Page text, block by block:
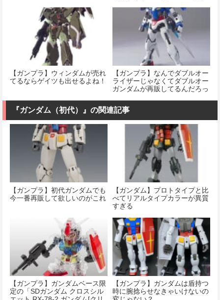
【ガンプラ】ウィンダムが売れ
てるならゲイツも出せるよね！
【ガンプラ】なんでダブルオー
ライザーじゃなくてダブルオー
ガンダムが再販してるんだろっ
『ガンダム（初代）』の関連記事
【ガンプラ】初代ガンダムでも
今一番再販して欲しいのがこれ
【ガンダム】プロトタイプと比
べてリアルタイプカラーが異質
すぎる
【ガンプラ】ガンダムベース限
定の「SDガンダム クロスシル
【ガンプラ】ガンダムは盾持つ
時に腕捻らせなきゃいけないの